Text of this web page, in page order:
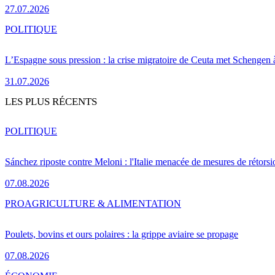
27.07.2026
L’Espagne sous pression : la crise migratoire de Ceuta met Schengen
31.07.2026
POLITIQUE
LES PLUS RÉCENTS
Sánchez riposte contre Meloni : l'Italie menacée de mesures de
07.08.2026
POLITIQUE
Poulets, bovins et ours polaires : la grippe aviaire se propage
07.08.2026
PROAGRICULTURE & ALIMENTATION